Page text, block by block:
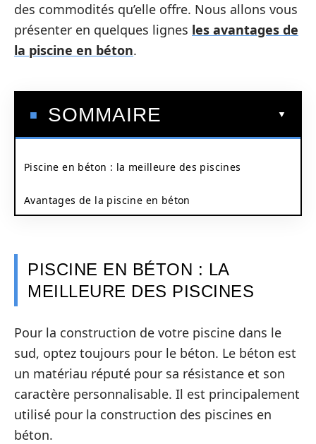
des commodités qu’elle offre. Nous allons vous
présenter en quelques lignes les avantages de
la piscine en béton.
SOMMAIRE
Piscine en béton : la meilleure des piscines
Avantages de la piscine en béton
PISCINE EN BÉTON : LA
MEILLEURE DES PISCINES
Pour la construction de votre piscine dans le
sud, optez toujours pour le béton. Le béton est
un matériau réputé pour sa résistance et son
caractère personnalisable. Il est principalement
utilisé pour la construction des piscines en
béton.